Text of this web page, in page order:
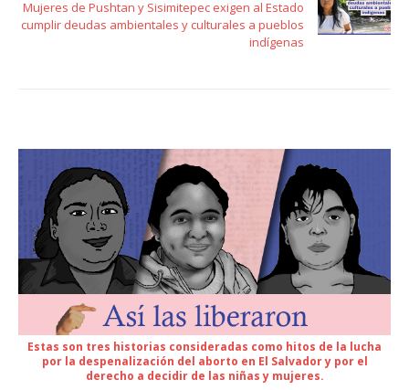
Mujeres de Pushtan y Sisimitepec exigen al Estado
cumplir deudas ambientales y culturales a pueblos
indígenas
Estas son tres historias consideradas como hitos de la lucha
por la despenalización del aborto en El Salvador y por el
derecho a decidir de las niñas y mujeres.